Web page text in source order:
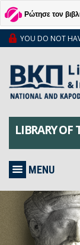
Ρώτησε τον
YOU DO NOT
LIBRARY OF
MENU